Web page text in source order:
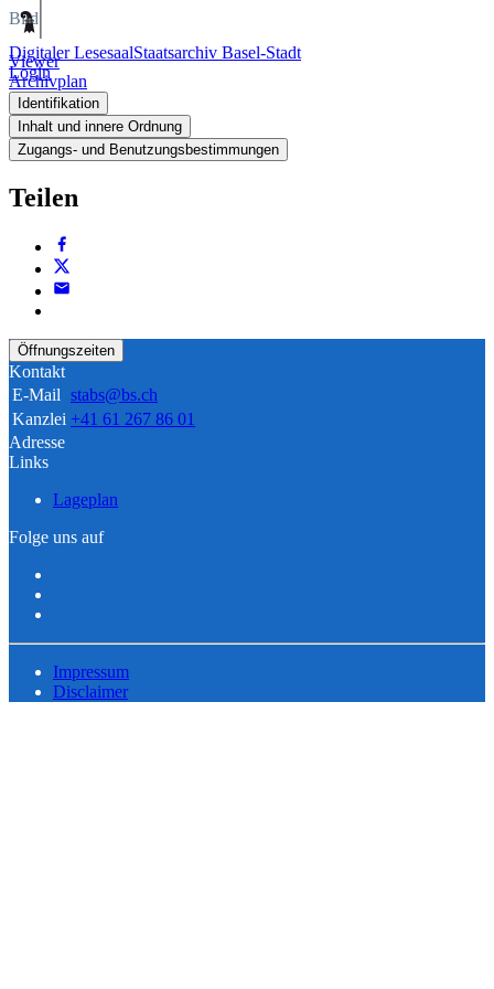
Digitaler LesesaalStaatsarchiv Basel-Stadt
Login
Bild
Viewer
Archivplan
Identifikation
Inhalt und innere Ordnung
Zugangs- und Benutzungsbestimmungen
Teilen
Öffnungszeiten
Kontakt
E-Mail stabs@bs.ch
Kanzlei +41 61 267 86 01
Adresse
Links
Lageplan
Folge uns auf
Impressum
Disclaimer